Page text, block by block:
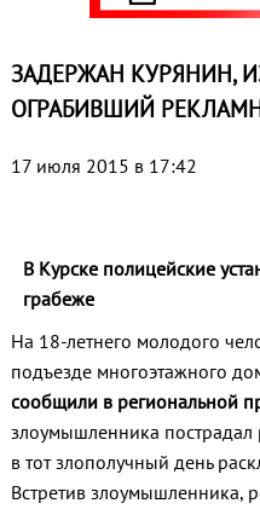
ЗАДЕРЖАН КУРЯНИН,
ОГРАБИВШИЙ
17 июля 2015 в 17:42
В Курске полицейские
грабеже
На 18-летнего молодого
подъезде многоэтажного
сообщили в региональной
злоумышленника
в тот злополучный день
Встретив злоумышленника,